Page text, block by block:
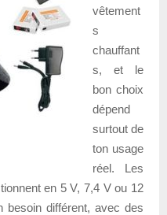
vêtement
s
chauffant
s, et le
bon choix
dépend
surtout de
ton usage
réel. Les
en 5 V, 7,4 V ou 12
besoin différent, avec des